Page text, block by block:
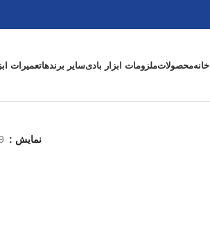
خانهمحصولاتملزومات ابزار بادیسایر برندهاتعمیرات
نمایش